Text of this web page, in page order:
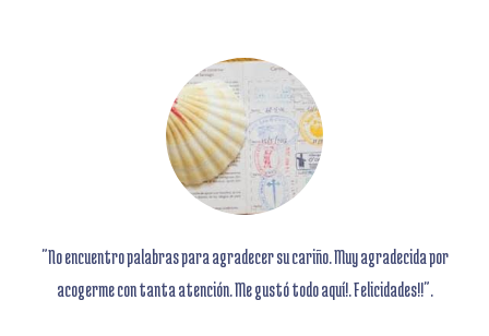
"No encuentro palabras para agradecer su cariño. Muy agradecida por
acogerme con tanta atención. Me gustó todo aquí!. Felicidades!!".